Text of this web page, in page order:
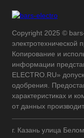
Copyright 2025 ©
электротехнической
Копирование и
информации
ELECTRO.RU»
одобрения.
характеристиках и
от данных
г. Казань улица